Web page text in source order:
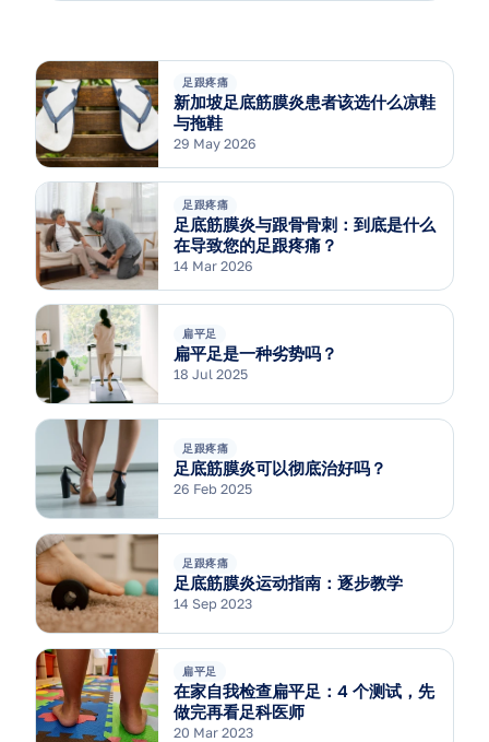
足跟疼痛
新加坡足底筋膜炎患者该选什么凉鞋
与拖鞋
29 May 2026
足跟疼痛
足底筋膜炎与跟骨骨刺：到底是什么
在导致您的足跟疼痛？
14 Mar 2026
扁平足
扁平足是一种劣势吗？
18 Jul 2025
足跟疼痛
足底筋膜炎可以彻底治好吗？
26 Feb 2025
足跟疼痛
足底筋膜炎运动指南：逐步教学
14 Sep 2023
扁平足
在家自我检查扁平足：4 个测试，先
做完再看足科医师
20 Mar 2023